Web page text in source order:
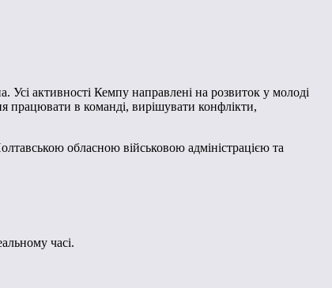
Усі активності Кемпу направлені на розвиток у молоді
працювати в команді, вирішувати конфлікти,
обласною військовою адміністрацією та
часі.